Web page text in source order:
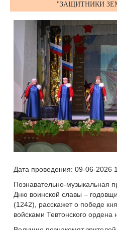
"ЗАЩИТНИКИ
Дата проведения: 09-06-2026
Познавательно‑музыкальная
Дню воинской славы –
(1242), расскажет о победе
войсками Тевтонского ордена